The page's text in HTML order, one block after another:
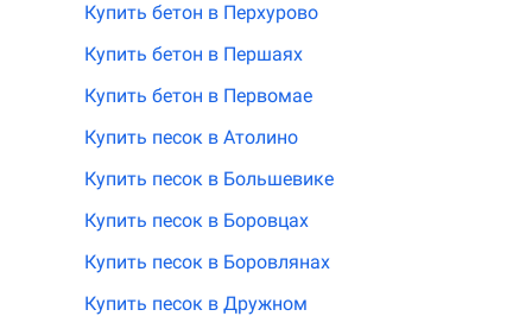
Купить бетон в Перхурово
Купить бетон в Першаях
Купить бетон в Первомае
Купить песок в Атолино
Купить песок в Большевике
Купить песок в Боровцах
Купить песок в Боровлянах
Купить песок в Дружном